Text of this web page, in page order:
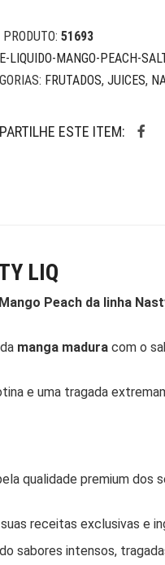
PRODUTO: 51693
E-LIQUIDO-MANGO-PEACH-
FRUTADOS, JUICES,
ESTE ITEM:
LIQ
Mango Peach da linha
manga madura com o
e uma tragada
qualidade premium dos
receitas exclusivas e
intensos,